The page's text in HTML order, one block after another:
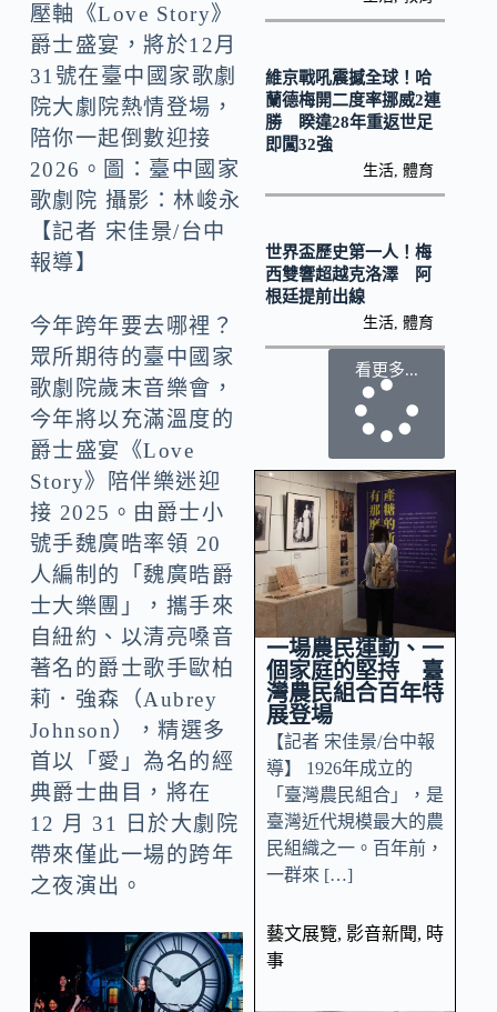
壓軸《Love Story》
爵士盛宴，將於12月
31號在臺中國家歌劇
院大劇院熱情登場，
陪你一起倒數迎接
2026。圖：臺中國家
歌劇院 攝影：林峻永
【記者 宋佳景/台中
報導】
今年跨年要去哪裡？
眾所期待的臺中國家
歌劇院歲末音樂會，
今年將以充滿溫度的
爵士盛宴《Love
Story》陪伴樂迷迎
接 2025。由爵士小
號手魏廣晧率領 20
人編制的「魏廣晧爵
士大樂團」，攜手來
自紐約、以清亮嗓音
著名的爵士歌手歐柏
莉．強森（Aubrey
Johnson），精選多
首以「愛」為名的經
典爵士曲目，將在
12 月 31 日於大劇院
帶來僅此一場的跨年
之夜演出。
維京戰吼震撼全球！哈
蘭德梅開二度率挪威2連
勝 睽違28年重返世足
即闖32強
生活 ,體育
世界盃歷史第一人！梅
西雙響超越克洛澤 阿
根廷提前出線
生活 ,體育
看更多...
一場農民運動、一
個家庭的堅持 臺
灣農民組合百年特
展登場
【記者 宋佳景/台中報
導】 1926年成立的
「臺灣農民組合」，是
臺灣近代規模最大的農
民組織之一。百年前，
一群來 […]
藝文展覽, 影音新聞, 時
事